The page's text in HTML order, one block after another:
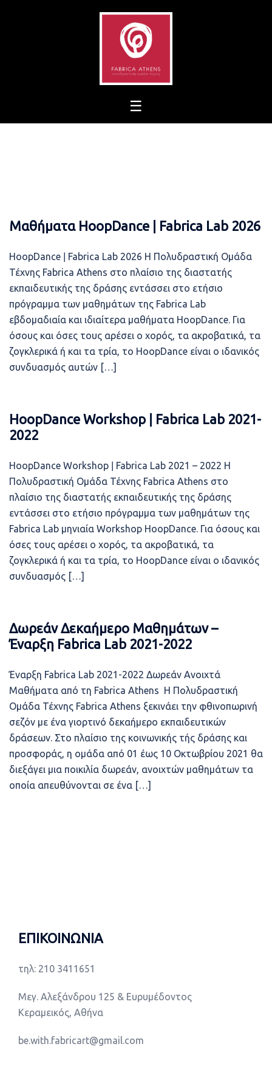
Μαθήματα HoopDance ǀ Fabrica Lab 2026
HoopDance ǀ Fabrica Lab 2026 Η Πολυδραστική Ομάδα
Τέχνης Fabrica Athens στο πλαίσιο της διαστατής
εκπαιδευτικής της δράσης εντάσσει στο ετήσιο
πρόγραμμα των μαθημάτων της Fabrica Lab
εβδομαδιαία και ιδιαίτερα μαθήματα HoopDance. Για
όσους και όσες τους αρέσει ο χορός, τα ακροβατικά, τα
ζογκλερικά ή και τα τρία, το HoopDance είναι ο ιδανικός
συνδυασμός αυτών […]
HoopDance Workshop ǀ Fabrica Lab 2021-
2022
HoopDance Workshop ǀ Fabrica Lab 2021 – 2022 Η
Πολυδραστική Ομάδα Τέχνης Fabrica Athens στο
πλαίσιο της διαστατής εκπαιδευτικής της δράσης
εντάσσει στο ετήσιο πρόγραμμα των μαθημάτων της
Fabrica Lab μηνιαία Workshop HoopDance. Για όσους και
όσες τους αρέσει ο χορός, τα ακροβατικά, τα
ζογκλερικά ή και τα τρία, το HoopDance είναι ο ιδανικός
συνδυασμός […]
Δωρεάν Δεκαήμερο Μαθημάτων –
Έναρξη Fabrica Lab 2021-2022
Έναρξη Fabrica Lab 2021-2022 Δωρεάν Ανοιχτά
Μαθήματα από τη Fabrica Athens Η Πολυδραστική
Ομάδα Τέχνης Fabrica Athens ξεκινάει την φθινοπωρινή
σεζόν με ένα γιορτινό δεκαήμερο εκπαιδευτικών
δράσεων. Στο πλαίσιο της κοινωνικής τής δράσης και
προσφοράς, η ομάδα από 01 έως 10 Οκτωβρίου 2021 θα
διεξάγει μια ποικιλία δωρεάν, ανοιχτών μαθημάτων τα
οποία απευθύνονται σε ένα […]
ΕΠΙΚΟΙΝΩΝΙΑ
τηλ: 210 3411651
Μεγ. Αλεξάνδρου 125 & Ευρυμέδοντος
Κεραμεικός, Αθήνα
be.with.fabricart@gmail.com